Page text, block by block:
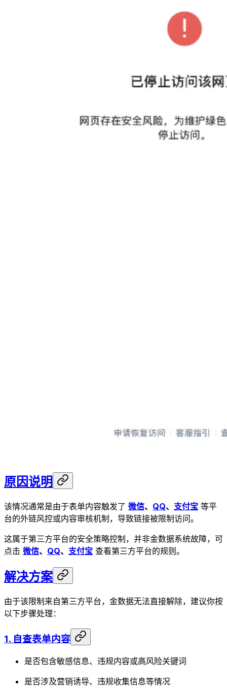
原因说明
该情况通常是由于表单内容触发了 微信、 QQ、 支付宝 等平
台的外链风控或内容审核机制，导致链接被限制访问。
这属于第三方平台的安全策略控制，并非金数据系统故障，可
点击 微信、 QQ、 支付宝 查看第三方平台的规则。
解决方案
由于该限制来自第三方平台，金数据无法直接解除，建议你按
以下步骤处理：
1. 自查表单内容
是否包含敏感信息、违规内容或高风险关键词
是否涉及营销诱导、违规收集信息等情况